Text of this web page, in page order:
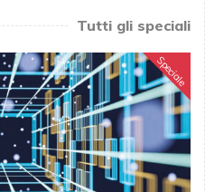
Tutti gli speciali
Speciale